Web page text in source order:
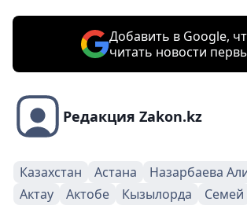
Добавить в Google,
читать новости
Редакция Zakon.kz
Казахстан Астана Назарбаева
Актау
Актобе Кызылорда Семей